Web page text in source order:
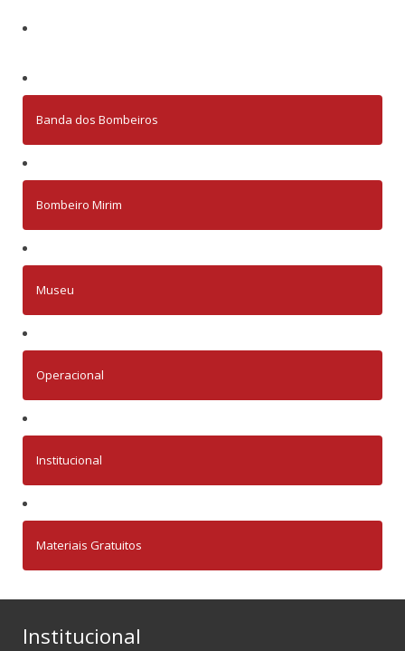
Banda dos Bombeiros
Bombeiro Mirim
Museu
Operacional
Institucional
Materiais Gratuitos
Institucional